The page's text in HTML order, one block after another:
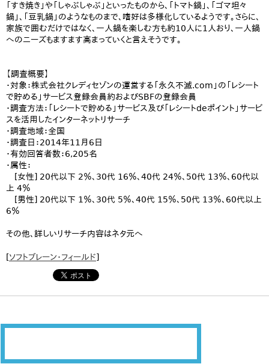
「すき焼き」や「しゃぶしゃぶ」といったものから、「トマト鍋」、「ゴマ坦々
鍋」、「豆乳鍋」のようなものまで、嗜好は多様化しているようです。さらに、
家族で囲むだけではなく、一人鍋を楽しむ方も約10人に1人おり、一人鍋
へのニーズもますます高まっていくと言えそうです。
【調査概要】
・対象：株式会社クレディセゾンの運営する「永久不滅.com」の「レシート
で貯める」サービス登録会員約およびSBFの登録会員
・調査方法：「レシートで貯める」サービス及び「レシートdeポイント」サービ
スを活用したインターネットリサーチ
・調査地域：全国
・調査日：2014年11月6日
・有効回答者数：6,205名
・属性：
[女性] 20代以下 2％、30代 16％、40代 24％、50代 13％、60代以
上 4％
[男性] 20代以下 1％、30代 5％、40代 15％、50代 13％、60代以上
6％
その他、詳しいリサーチ内容はネタ元へ
[ソフトブレーン・フィールド]